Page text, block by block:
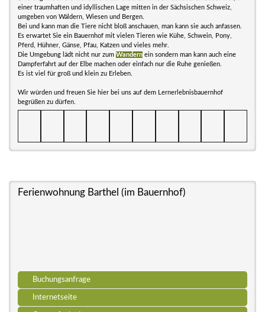
einer traumhaften und idyllischen Lage mitten in der Sächsischen Schweiz,
umgeben von Wäldern, Wiesen und Bergen.
Bei und kann man die Tiere nicht bloß anschauen, man kann sie auch anfassen.
Es erwartet Sie ein Bauernhof mit vielen Tieren wie Kühe, Schwein, Pony,
Pferd, Hühner, Gänse, Pfau, Katzen und vieles mehr.
Die Umgebung lädt nicht nur zum Wandern ein sondern man kann auch eine
Dampferfahrt auf der Elbe machen oder einfach nur die Ruhe genießen.
Es ist viel für groß und klein zu Erleben.
Wir würden und freuen Sie hier bei uns auf dem Lernerlebnisbauernhof
begrüßen zu dürfen.
Ferienwohnung Barthel (im Bauernhof)
Buchungsanfrage
Internetseite